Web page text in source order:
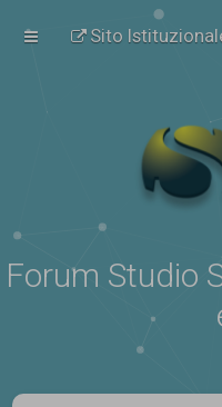
Sito
Forum Studio